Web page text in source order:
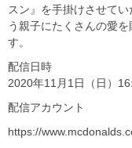
スン』を手掛けさせて
う親子にたくさんの愛
す。
配信日時
2020年11月1日（日）
配信アカウント
https://